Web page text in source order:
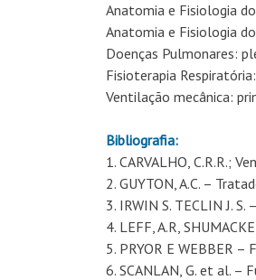
Anatomia e Fisiologia
Anatomia e Fisiologia
Doenças Pulmonares:
Fisioterapia
Ventilação mecânica:
Bibliografia:
1. CARVALHO, C.R.R.;
2. GUYTON, A.C. –
3. IRWIN S. TECLIN J.
4. LEFF, A.R,
5. PRYOR E WEBBER
6. SCANLAN, G. et al. –